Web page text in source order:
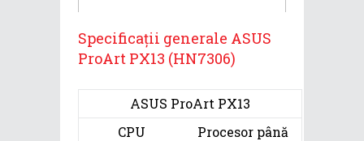
Specificații generale ASUS
ProArt PX13 (HN7306)
ASUS ProArt PX13
CPU
Procesor până